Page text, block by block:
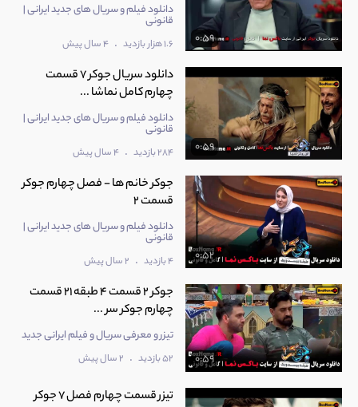
0:59
دانلود فیلم و سریال های جدید ایرانی |
قانونی
1.6 هزار بازدید . 4 سال پیش
0:59
دانلود سریال جوکر 7 قسمت
چهارم کامل نماشا ...
دانلود فیلم و سریال های جدید ایرانی |
قانونی
284 بازدید . 4 سال پیش
0:52
جوکر خانم ها - فصل چهارم جوکر
قسمت 2
دانلود فیلم و سریال های جدید ایرانی |
قانونی
4 بازدید . 2 سال پیش
0:59
جوکر 2 قسمت 4 طبقه 21 قسمت
چهارم جوکر سر ...
تیزر و معرفی سریال و فیلم ایرانی جدید
52 بازدید . 2 سال پیش
تیزر قسمت چهارم فصل 7 جوکر